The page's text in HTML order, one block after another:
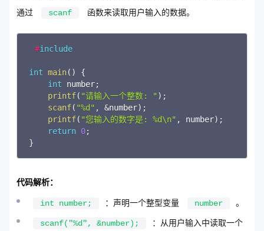
通过
scanf 函数来读取用户输入的数据。
#include
int main( )
{
int number;
printf( "请输入一个整数: " ) ;
scanf( "%d" , &number) ;
printf( "您输入的数字是: %d\n" , number) ;
return
0;
}
代码解析：
int number; ：声明一个整型变量 number 。
scanf("%d", &number); ：从用户输入中读取一个